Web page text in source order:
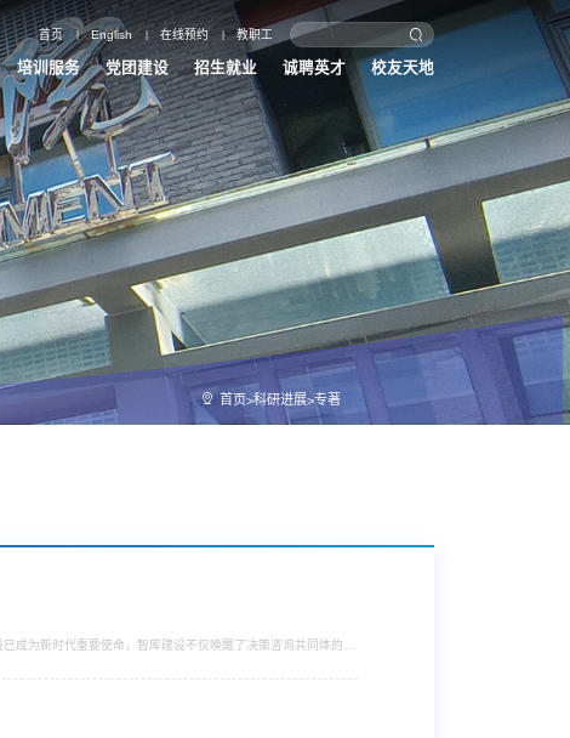
首页 | English | 在线预约 | 教职工
培训服务 党团建设 招生就业 诚聘英才 校友天地
首页>科研进展>专著
成为新时代重要使命，智库建设不仅唤醒了决策咨询共同体的身